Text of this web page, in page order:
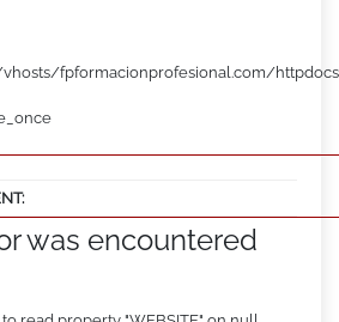
fpformacionprofesional.com/
was encountered